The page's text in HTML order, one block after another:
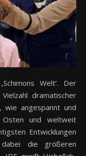
dramatischer
wie angespannt und
und weltweit
Entwicklungen
die größeren